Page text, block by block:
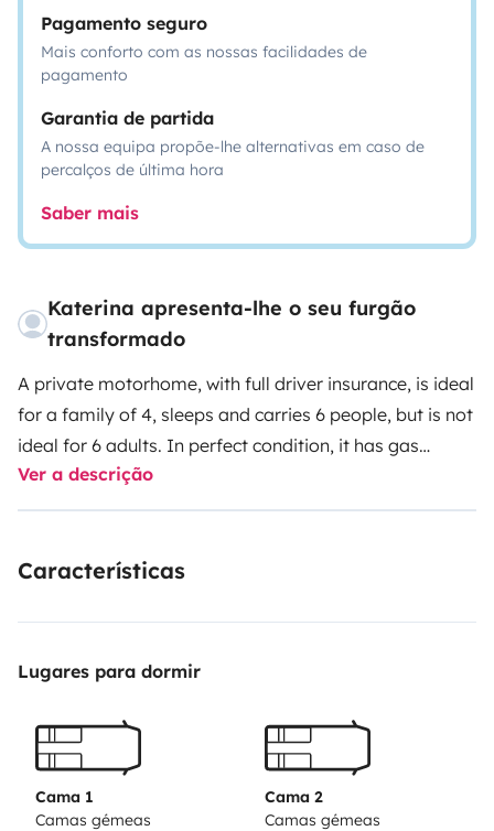
Pagamento seguro
Mais conforto com as nossas facilidades de
pagamento
Garantia de partida
A nossa equipa propõe-lhe alternativas em caso de
percalços de última hora
Saber mais
Katerina apresenta-lhe o seu furgão
transformado
A private motorhome, with full driver insurance, is ideal
for a family of 4, sleeps and carries 6 people, but is not
ideal for 6 adults. In perfect condition, it has gas
central heating, hot water, gas or electric and solar
panels meaning you can stay off the grid for days. Full
ports. The van has good storage space and the bottom
equipment is available on request such as bed linen,
aspects of motorhome operation and safety and will
always be on hand for any advice. A great caravan for
wonderful places that simply would not have been
Ver a descrição
Características
Lugares para dormir
Cama 1
Camas gémeas
Cama 2
Camas gémeas